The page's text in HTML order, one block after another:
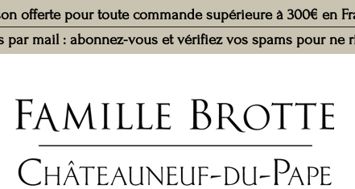
offerte pour toute commande supérieure à 300€ en
par mail : abonnez-vous et vérifiez vos spams pour ne